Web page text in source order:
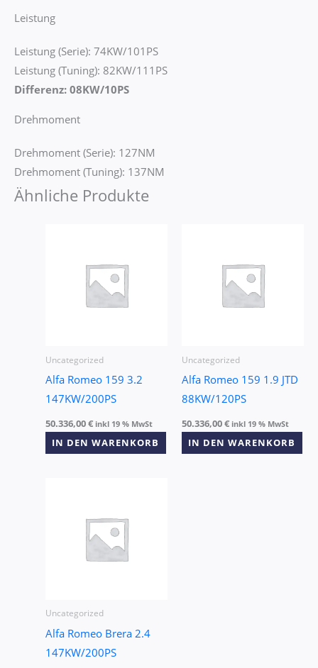
Leistung
Leistung (Serie): 74KW/101PS
Leistung (Tuning): 82KW/111PS
Differenz: 08KW/10PS
Drehmoment
Drehmoment (Serie): 127NM
Drehmoment (Tuning): 137NM
Ähnliche Produkte
Uncategorized
Alfa Romeo 159 3.2
147KW/200PS
50.336,00€ inkl 19 % MwSt
IN DEN WARENKORB
Uncategorized
Alfa Romeo 159 1.9 JTD
88KW/120PS
50.336,00€ inkl 19 % MwSt
IN DEN WARENKORB
Uncategorized
Alfa Romeo Brera 2.4
147KW/200PS